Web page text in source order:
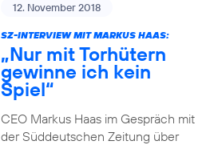
12. November 2018
SZ-INTERVIEW MIT MARKUS HAAS:
„Nur mit Torhütern
gewinne ich kein
Spiel“
CEO Markus Haas im Gespräch mit
der Süddeutschen Zeitung über